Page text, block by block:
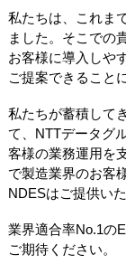
私たちは、これま
ました。そこでの
お客様に導入しや
ご提案できること
私たちが蓄積して
て、NTTデータグ
客様の業務運用を
で製造業界のお客
NDESはご提供いた
業界適合率No.1の
ご期待ください。